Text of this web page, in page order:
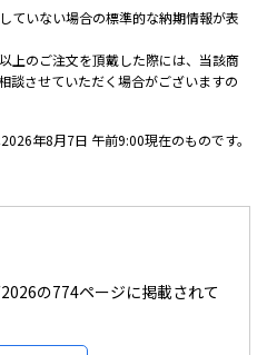
ていない場合の標準的な納期情報が表
上のご注文を頂戴した際には、当該商
談させていただく場合がございますの
年8月7日 午前9:00現在のものです。
の774ページに掲載されて